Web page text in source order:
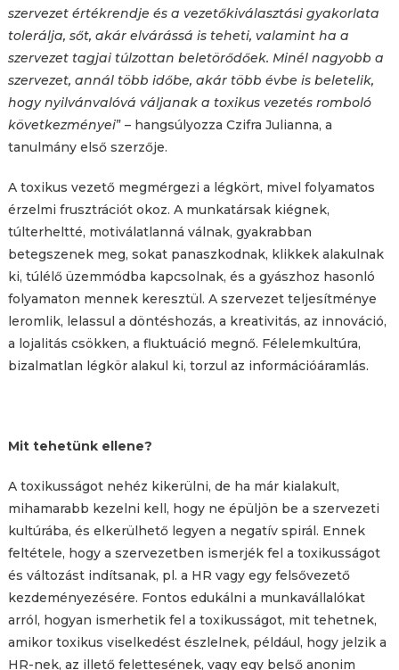
szervezet értékrendje és a vezetőkiválasztási gyakorlata
tolerálja, sőt, akár elvárássá is teheti, valamint ha a
szervezet tagjai túlzottan beletörődőek. Minél nagyobb a
szervezet, annál több időbe, akár több évbe is beletelik,
hogy nyilvánvalóvá váljanak a toxikus vezetés romboló
következményei” – hangsúlyozza Czifra Julianna, a
tanulmány első szerzője.
A toxikus vezető megmérgezi a légkört, mivel folyamatos
érzelmi frusztrációt okoz. A munkatársak kiégnek,
túlterheltté, motiválatlanná válnak, gyakrabban
betegszenek meg, sokat panaszkodnak, klikkek alakulnak
ki, túlélő üzemmódba kapcsolnak, és a gyászhoz hasonló
folyamaton mennek keresztül. A szervezet teljesítménye
leromlik, lelassul a döntéshozás, a kreativitás, az innováció,
a lojalitás csökken, a fluktuáció megnő. Félelemkultúra,
bizalmatlan légkör alakul ki, torzul az információáramlás.
Mit tehetünk ellene?
A toxikusságot nehéz kikerülni, de ha már kialakult,
mihamarabb kezelni kell, hogy ne épüljön be a szervezeti
kultúrába, és elkerülhető legyen a negatív spirál. Ennek
feltétele, hogy a szervezetben ismerjék fel a toxikusságot
és változást indítsanak, pl. a HR vagy egy felsővezető
kezdeményezésére. Fontos edukálni a munkavállalókat
arról, hogyan ismerhetik fel a toxikusságot, mit tehetnek,
amikor toxikus viselkedést észlelnek, például, hogy jelzik a
HR-nek, az illető felettesének, vagy egy belső anonim